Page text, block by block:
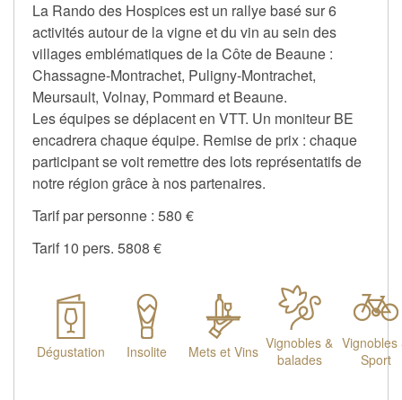
La Rando des Hospices est un rallye basé sur 6
activités autour de la vigne et du vin au sein des
villages emblématiques de la Côte de Beaune :
Chassagne-Montrachet, Puligny-Montrachet,
Meursault, Volnay, Pommard et Beaune.
Les équipes se déplacent en VTT. Un moniteur BE
encadrera chaque équipe. Remise de prix : chaque
participant se voit remettre des lots représentatifs de
notre région grâce à nos partenaires.
Tarif par personne : 580 €
Tarif 10 pers. 5808 €
Dégustation Insolite Mets et Vins Vignobles &
balades
Vignobles
Sport